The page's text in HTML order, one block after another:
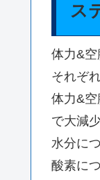
ス
体力&空
それぞ
体力&
で大減
水分に
酸素に